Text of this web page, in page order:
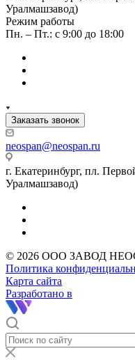
Уралмашзавод)
Режим работы
Пн. – Пт.: с 9:00 до 18:00
Заказать звонок
neospan@neospan.ru
г. Екатеринбург, пл.
Уралмашзавод)
© 2026 ООО ЗАВОД
Политика
Карта сайта
Разработано в